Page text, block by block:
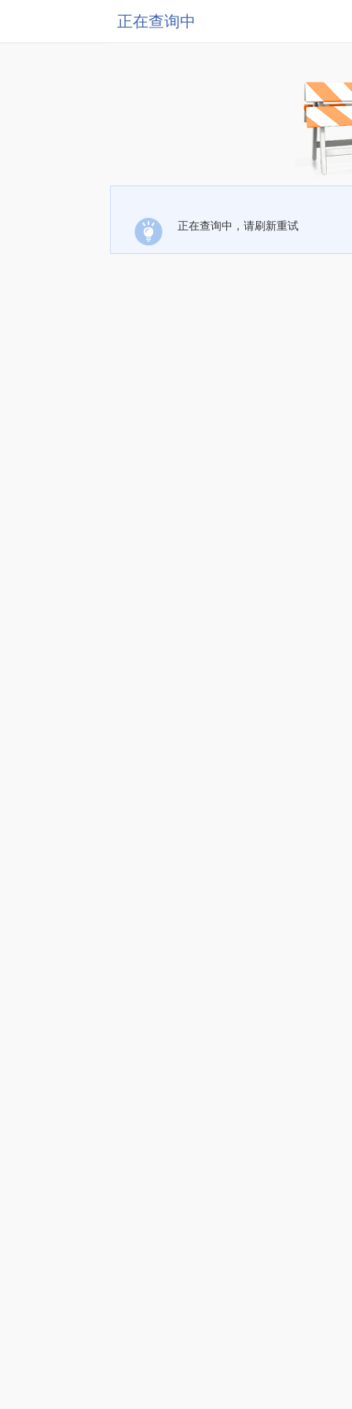
正在查询中
正在查询中，请刷新重试